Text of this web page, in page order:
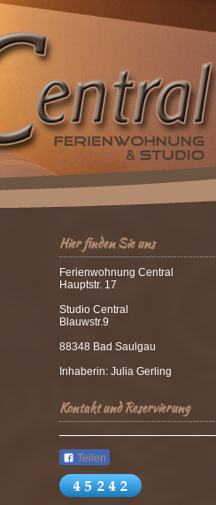
Hier finden Sie uns
Ferienwohnung Central
Hauptstr. 17
Studio Central
Blauwstr.9
88348 Bad Saulgau
Inhaberin: Julia Gerling
Kontakt und Reservierung
Teilen